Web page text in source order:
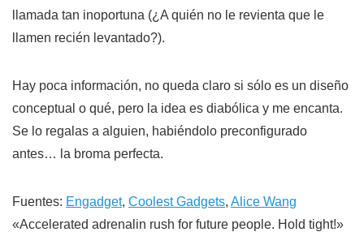
llamada tan inoportuna (¿A quién no le revienta que le
llamen recién levantado?).
Hay poca información, no queda claro si sólo es un diseño
conceptual o qué, pero la idea es diabólica y me encanta.
Se lo regalas a alguien, habiéndolo preconfigurado
antes… la broma perfecta.
Fuentes: Engadget, Coolest Gadgets, Alice Wang
«Accelerated adrenalin rush for future people. Hold tight!»